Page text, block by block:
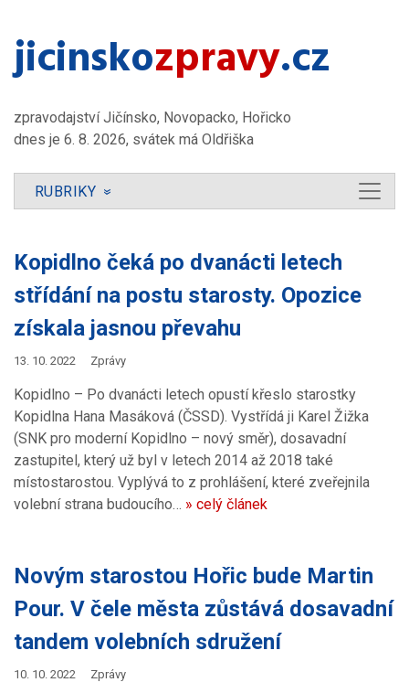
jicinsko​zpravy.cz
zpravodajství Jičínsko, Novopacko, Hořicko
dnes je 6. 8. 2026, svátek má Oldřiška
RUBRIKY »
Kopidlno čeká po dvanácti letech
střídání na postu starosty. Opozice
získala jasnou převahu
13. 10. 2022 Zprávy
Kopidlno – Po dvanácti letech opustí křeslo starostky
Kopidlna Hana Masáková (ČSSD). Vystřídá ji Karel Žižka
(SNK pro moderní Kopidlno – nový směr), dosavadní
zastupitel, který už byl v letech 2014 až 2018 také
místostarostou. Vyplývá to z prohlášení, které zveřejnila
volební strana budoucího… » celý článek
Novým starostou Hořic bude Martin
Pour. V čele města zůstává dosavadní
tandem volebních sdružení
10. 10. 2022 Zprávy